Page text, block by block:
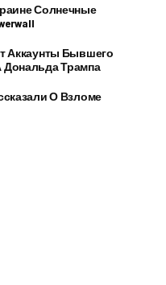
Солнечные
Аккаунты Бывшего
Трампа
О Взломе